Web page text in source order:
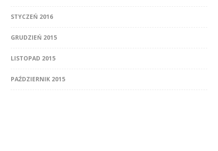
STYCZEŃ 2016
GRUDZIEŃ 2015
LISTOPAD 2015
PAŹDZIERNIK 2015